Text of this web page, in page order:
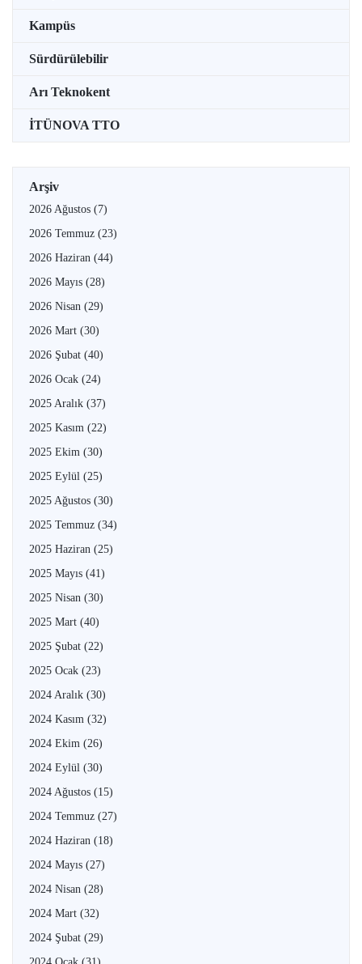
Kampüs
Sürdürülebilir
Arı Teknokent
İTÜNOVA TTO
Arşiv
2026 Ağustos (7)
2026 Temmuz (23)
2026 Haziran (44)
2026 Mayıs (28)
2026 Nisan (29)
2026 Mart (30)
2026 Şubat (40)
2026 Ocak (24)
2025 Aralık (37)
2025 Kasım (22)
2025 Ekim (30)
2025 Eylül (25)
2025 Ağustos (30)
2025 Temmuz (34)
2025 Haziran (25)
2025 Mayıs (41)
2025 Nisan (30)
2025 Mart (40)
2025 Şubat (22)
2025 Ocak (23)
2024 Aralık (30)
2024 Kasım (32)
2024 Ekim (26)
2024 Eylül (30)
2024 Ağustos (15)
2024 Temmuz (27)
2024 Haziran (18)
2024 Mayıs (27)
2024 Nisan (28)
2024 Mart (32)
2024 Şubat (29)